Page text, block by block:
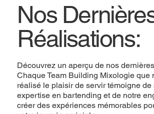
Nos
Réalisations:
Découvrez un aperçu de nos
Chaque Team Building Mixologie que
réalisé le plaisir de servir témoigne de
expertise en bartending et de notre
créer des expériences mémorables